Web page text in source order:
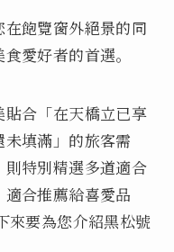
飽覽窗外絕景的同
愛好者的首選。
合「在天橋立已享
填滿」的旅客需
特別精選多道適合
合推薦給喜愛品
來要為您介紹黑松號